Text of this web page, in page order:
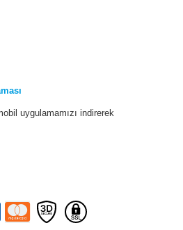
uygulamamızı indirerek